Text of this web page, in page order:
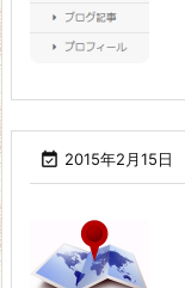
 2015年2月15日